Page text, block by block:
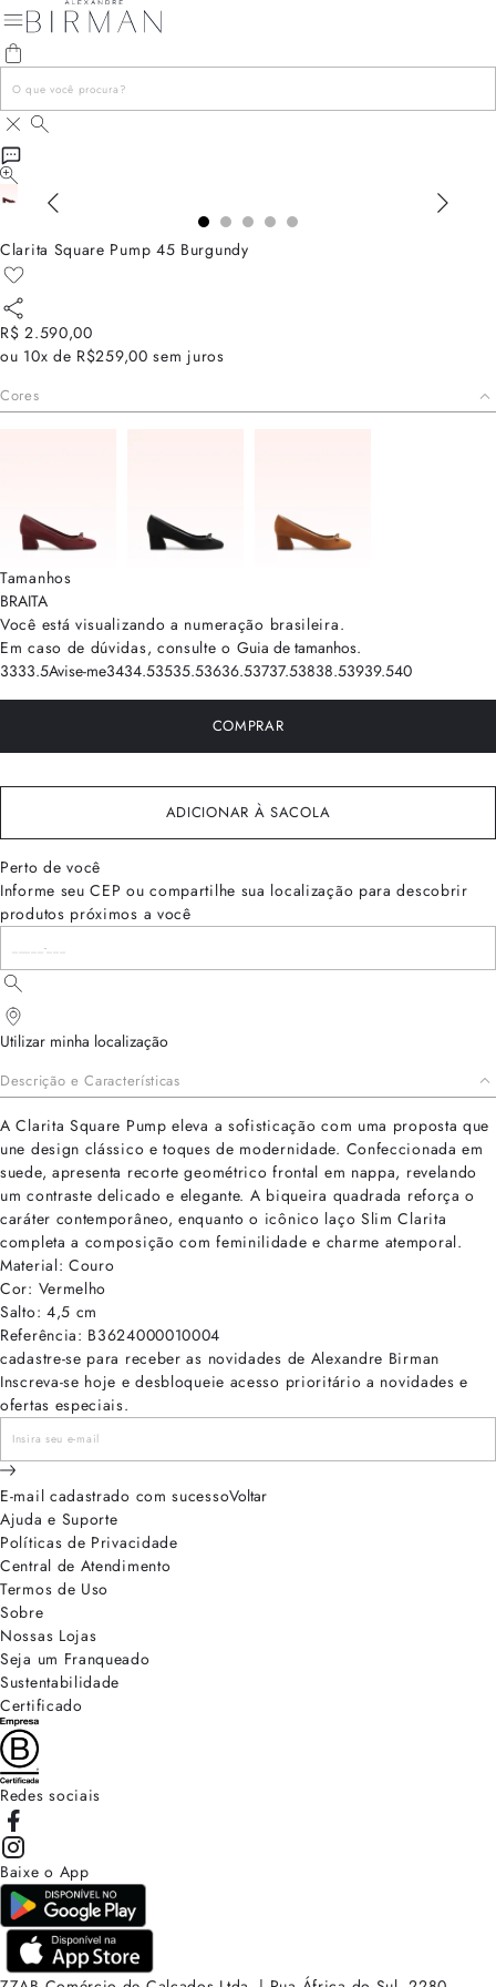
Clarita Square Pump 45 Burgundy
R$ 2.590,00
ou 10x de R$259,00 sem juros
Cores
Tamanhos
BRAITA
Você está visualizando a numeração brasileira.
Em caso de dúvidas, consulte o Guia de tamanhos.
3333.5Avise-me3434.53535.53636.53737.53838.53939.540
COMPRAR
ADICIONAR À SACOLA
Perto de você
Informe seu CEP ou compartilhe sua localização para descobrir
produtos próximos a você
Utilizar minha localização
Descrição e Características
A Clarita Square Pump eleva a sofisticação com uma proposta que
une design clássico e toques de modernidade. Confeccionada em
suede, apresenta recorte geométrico frontal em nappa, revelando
um contraste delicado e elegante. A biqueira quadrada reforça o
caráter contemporâneo, enquanto o icônico laço Slim Clarita
completa a composição com feminilidade e charme atemporal.
Material: Couro
Cor: Vermelho
Salto: 4,5 cm
Referência: B3624000010004
cadastre-se para receber as novidades de Alexandre Birman
Inscreva-se hoje e desbloqueie acesso prioritário a novidades e
ofertas especiais.
E-mail cadastrado com sucessoVoltar
Ajuda e Suporte
Políticas de Privacidade
Central de Atendimento
Termos de Uso
Sobre
Nossas Lojas
Seja um Franqueado
Sustentabilidade
Certificado
Redes sociais
Baixe o App